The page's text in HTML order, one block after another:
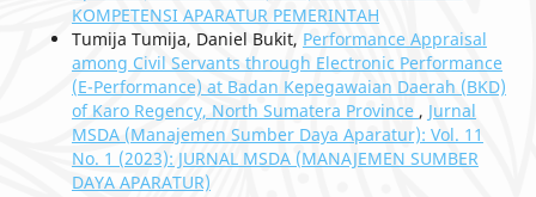
KOMPETENSI APARATUR PEMERINTAH
Tumija Tumija, Daniel Bukit, Performance Appraisal
among Civil Servants through Electronic Performance
(E-Performance) at Badan Kepegawaian Daerah (BKD)
of Karo Regency, North Sumatera Province , Jurnal
MSDA (Manajemen Sumber Daya Aparatur): Vol. 11
No. 1 (2023): JURNAL MSDA (MANAJEMEN SUMBER
DAYA APARATUR)